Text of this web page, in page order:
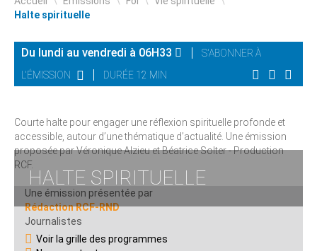
Halte spirituelle
Du lundi au vendredi à 06H33
S'ABONNER À
L'ÉMISSION
DURÉE 12 MIN
HALTE SPIRITUELLE
Courte halte pour engager une réflexion spirituelle profonde et
accessible, autour d’une thématique d’actualité. Une émission
proposée par Véronique Alzieu et Béatrice Solter - Production
RCF.
Une émission présentée par
Rédaction RCF-RND
Journalistes
Voir la grille des programmes